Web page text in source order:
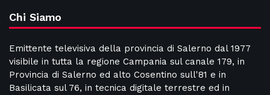
Chi Siamo
Emittente televisiva della provincia di Salerno dal 1977
visibile in tutta la regione Campania sul canale 179, in
Provincia di Salerno ed alto Cosentino sull'81 e in
Basilicata sul 76, in tecnica digitale terrestre ed in